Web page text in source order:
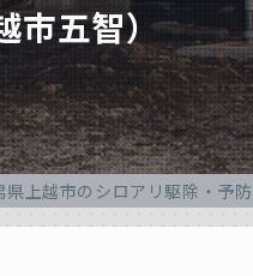
市五智）
県上越市のシロアリ駆除・予